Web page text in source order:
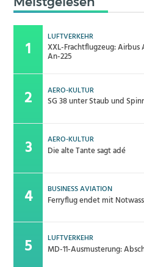
LUFTVERKEHR
XXL-Frachtflugzeug: Airbus
An-225
AERO-KULTUR
SG 38 unter Staub und
AERO-KULTUR
Die alte Tante sagt adé
BUSINESS AVIATION
Ferryflug endet mit
LUFTVERKEHR
MD-11-Ausmusterung: